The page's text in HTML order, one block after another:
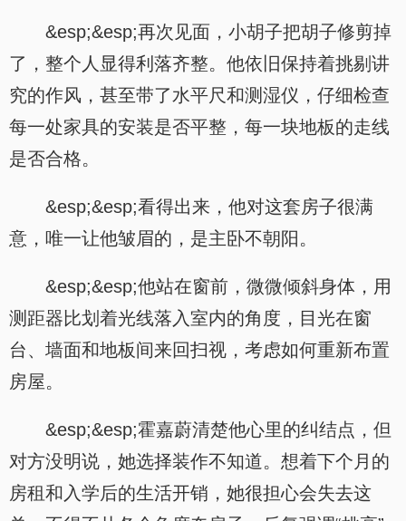
&esp;&esp;再次见面，小胡子把胡子修剪掉
了，整个人显得利落齐整。他依旧保持着挑剔讲
究的作风，甚至带了水平尺和测湿仪，仔细检查
每一处家具的安装是否平整，每一块地板的走线
是否合格。
&esp;&esp;看得出来，他对这套房子很满
意，唯一让他皱眉的，是主卧不朝阳。
&esp;&esp;他站在窗前，微微倾斜身体，用
测距器比划着光线落入室内的角度，目光在窗
台、墙面和地板间来回扫视，考虑如何重新布置
房屋。
&esp;&esp;霍嘉蔚清楚他心里的纠结点，但
对方没明说，她选择装作不知道。想着下个月的
房租和入学后的生活开销，她很担心会失去这